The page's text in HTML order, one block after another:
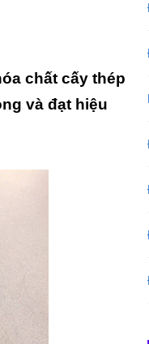
chất cấy thép
và đạt hiệu